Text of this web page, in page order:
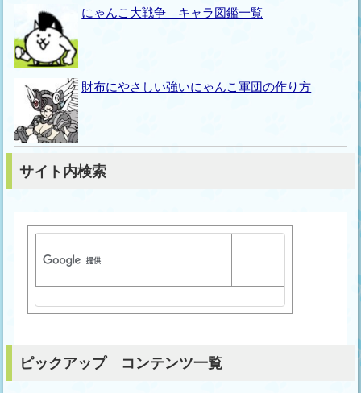
にゃんこ大戦争 キャラ図鑑一覧
財布にやさしい強いにゃんこ軍団の作り方
サイト内検索
ピックアップ コンテンツ一覧